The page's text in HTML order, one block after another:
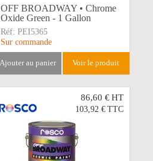
OFF BROADWAY • Chrome
Oxide Green - 1 Gallon
Réf: PEI5365
Sur commande
ajouter au panier voir le produit
86,60 € HT
103,92 € TTC